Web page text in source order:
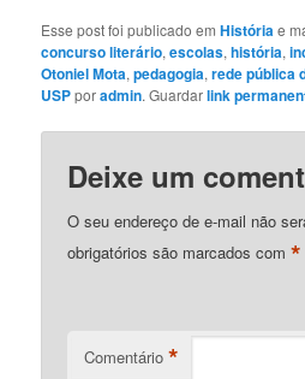
Esse post foi publicado emHistóriae
concurso literário,escolas,história,
Otoniel Mota,pedagogia,rede pública
USPporadmin. Guardarlink
Deixe um
O seu endereço de e-mail não
obrigatórios são marcados com*
Comentário *